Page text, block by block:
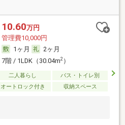
10.60万円
管理費10,000円
1ヶ月
2ヶ月
7階 / 1LDK（30.04m2）
二人暮らし
バス・トイレ別
オートロック付き 収納スペース